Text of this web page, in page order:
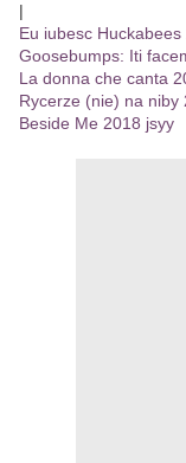
|
Eu iubesc
Goosebumps: Iti
La donna che canta
Rycerze (nie) na niby
Beside Me 2018 jsyy